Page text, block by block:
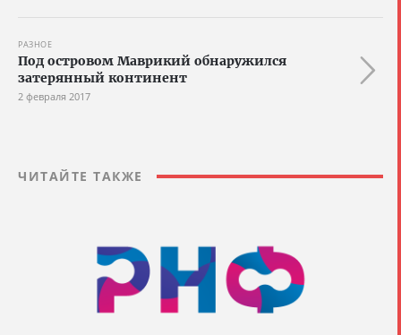
РАЗНОЕ
Под островом Маврикий обнаружился
затерянный континент
2 февраля 2017
ЧИТАЙТЕ ТАКЖЕ